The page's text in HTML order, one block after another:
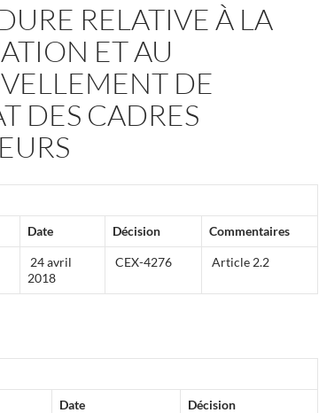
RELATIVE À LA
ET AU
DE
DES CADRES
Date Décision Commentaires
24 avril
2018
CEX-4276 Article 2.2
Date Décision